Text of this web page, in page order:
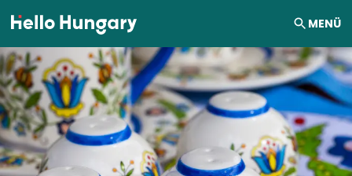
Ugrás a tartalomhoz MENÜ